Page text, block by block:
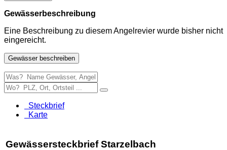
Gewässerbeschreibung
Eine Beschreibung zu diesem Angelrevier wurde bisher nicht
eingereicht.
Gewässer beschreiben
Steckbrief
Karte
Gewässersteckbrief Starzelbach